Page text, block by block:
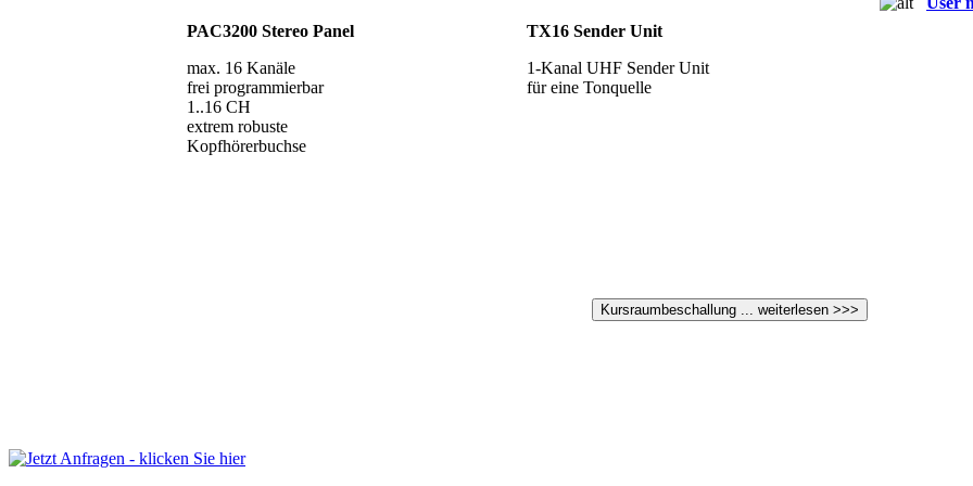
PAC3200 Stereo Panel
max. 16 Kanäle
frei programmierbar
1..16 CH
extrem robuste
Kopfhörerbuchse
TX16 Sender Unit
1-Kanal UHF Sender Unit
für eine Tonquelle
Kursraumbeschallung ... weiterlesen >>>